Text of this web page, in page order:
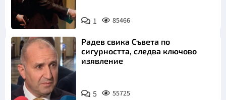
1 85466
Радев свика Съвета по
сигурността, следва ключово
изявление
5 55725